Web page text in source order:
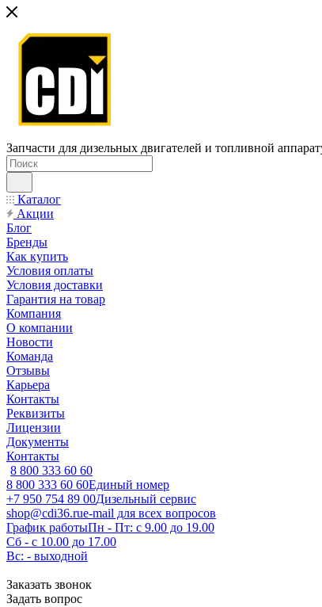
Запчасти для дизельных двигателей и топливной
Каталог
Акции
Блог
Бренды
Как купить
Условия оплаты
Условия доставки
Гарантия на товар
Компания
О компании
Новости
Команда
Отзывы
Карьера
Контакты
Реквизиты
Лицензии
Документы
Контакты
8 800 333 60 60
8 800 333 60 60Единый номер
+7 950 754 89 00Дизельный сервис
shop@cdi36.rue-mail для всех вопросов
График работыПн - Пт: с 9.00 до 19.00
Сб - с 10.00 до 17.00
Вс: - выходной
Заказать звонок
Задать вопрос